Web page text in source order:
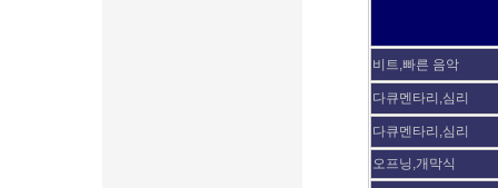
비트,빠른 음악
다큐멘타리,심리
다큐멘타리,심리
오프닝,개막식